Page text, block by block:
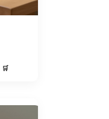
🛒